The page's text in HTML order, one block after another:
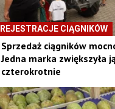
REJESTRACJE CIĄGNIKÓW
Sprzedaż ciągników
Jedna marka zwiększyła
czterokrotnie